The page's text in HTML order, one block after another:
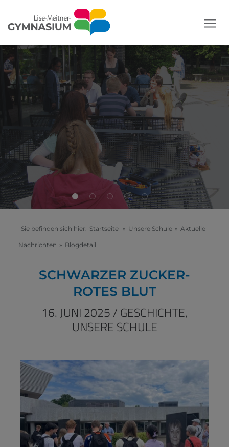
Sie befinden sich hier: Startseite » Unsere Schule » Aktuelle
Nachrichten » Blogdetail
SCHWARZER ZUCKER-
ROTES BLUT
16. JUNI 2025 / GESCHICHTE,
UNSERE SCHULE